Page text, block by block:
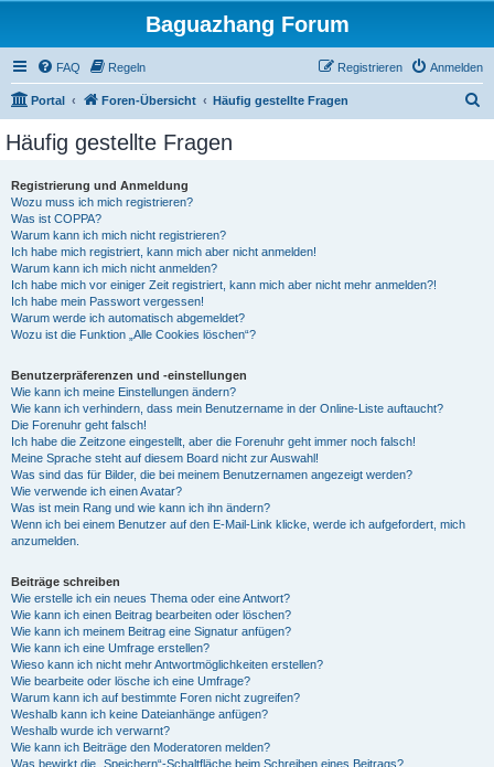
Baguazhang Forum
FAQ Regeln Anmelden
Registrieren
Portal Foren-Übersicht Häufig gestellte Fragen
Häufig gestellte Fragen
Registrierung und Anmeldung
Wozu muss ich mich registrieren?
Was ist COPPA?
Warum kann ich mich nicht registrieren?
Ich habe mich registriert, kann mich aber nicht anmelden!
Warum kann ich mich nicht anmelden?
Ich habe mich vor einiger Zeit registriert, kann mich aber nicht mehr anmelden?!
Ich habe mein Passwort vergessen!
Warum werde ich automatisch abgemeldet?
Wozu ist die Funktion „Alle Cookies löschen“?
Benutzerpräferenzen und -einstellungen
Wie kann ich meine Einstellungen ändern?
Wie kann ich verhindern, dass mein Benutzername in der Online-Liste auftaucht?
Die Forenuhr geht falsch!
Ich habe die Zeitzone eingestellt, aber die Forenuhr geht immer noch falsch!
Meine Sprache steht auf diesem Board nicht zur Auswahl!
Was sind das für Bilder, die bei meinem Benutzernamen angezeigt werden?
Wie verwende ich einen Avatar?
Was ist mein Rang und wie kann ich ihn ändern?
Wenn ich bei einem Benutzer auf den E-Mail-Link klicke, werde ich aufgefordert, mich
anzumelden.
Beiträge schreiben
Wie erstelle ich ein neues Thema oder eine Antwort?
Wie kann ich einen Beitrag bearbeiten oder löschen?
Wie kann ich meinem Beitrag eine Signatur anfügen?
Wie kann ich eine Umfrage erstellen?
Wieso kann ich nicht mehr Antwortmöglichkeiten erstellen?
Wie bearbeite oder lösche ich eine Umfrage?
Warum kann ich auf bestimmte Foren nicht zugreifen?
Weshalb kann ich keine Dateianhänge anfügen?
Weshalb wurde ich verwarnt?
Wie kann ich Beiträge den Moderatoren melden?
Was bewirkt die „Speichern“-Schaltfläche beim Schreiben eines Beitrags?